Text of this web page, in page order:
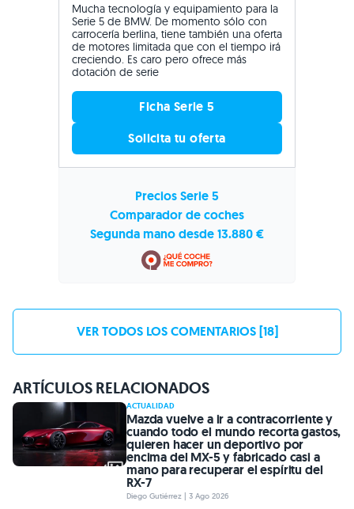
Mucha tecnología y equipamiento para la
Serie 5 de BMW. De momento sólo con
carrocería berlina, tiene también una oferta
de motores limitada que con el tiempo irá
creciendo. Es caro pero ofrece más
dotación de serie
Ficha Serie 5
Solicita tu oferta
Precios Serie 5
Comparador de coches
Segunda mano desde 13.880 €
VER TODOS LOS COMENTARIOS [18]
ARTÍCULOS RELACIONADOS
ACTUALIDAD
Mazda vuelve a ir a contracorriente y
cuando todo el mundo recorta gastos,
quieren hacer un deportivo por
encima del MX-5 y fabricado casi a
mano para recuperar el espíritu del
RX-7
Diego Gutiérrez | 3 Ago 2026